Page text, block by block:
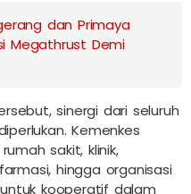
dan Primaya
Megathrust Demi
sinergi dari seluruh
Kemenkes
sakit, klinik,
hingga organisasi
kooperatif dalam